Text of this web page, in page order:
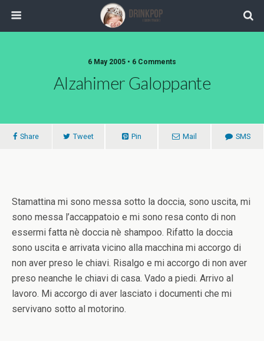
6 May 2005 • 6 Comments
Alzahimer Galoppante
Share Tweet Pin Mail SMS
Stamattina mi sono messa sotto la doccia, sono uscita, mi
sono messa l’accappatoio e mi sono resa conto di non
essermi fatta nè doccia nè shampoo. Rifatto la doccia
sono uscita e arrivata vicino alla macchina mi accorgo di
non aver preso le chiavi. Risalgo e mi accorgo di non aver
preso neanche le chiavi di casa. Vado a piedi. Arrivo al
lavoro. Mi accorgo di aver lasciato i documenti che mi
servivano sotto al motorino.